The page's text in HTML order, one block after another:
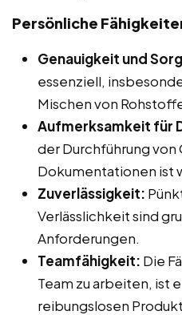
Persönliche
Genauigkeit und
essenziell,
Mischen von
Aufmerksamkeit für
der Durchführung
Dokumentationen ist
Zuverlässigkeit:
Verlässlichkeit sind
Anforderungen.
Teamfähigkeit: Die
Team zu arbeiten, ist
reibungslosen